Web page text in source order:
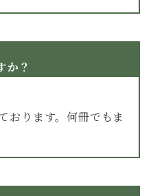
か？
おります。何冊でもま